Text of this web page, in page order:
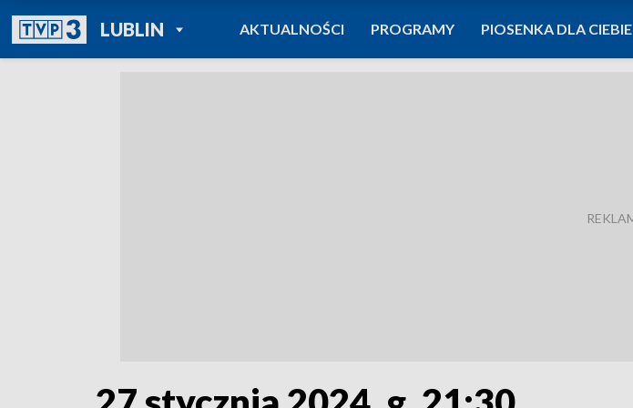
LUBLINPOWRÓT DO
TVP REGIONY
AKTUALNOŚCI PROGRAMY PIOSENKA DLA CIEBIE